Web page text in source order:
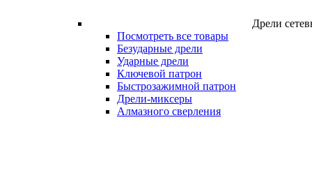
Дрели
Посмотреть все товары
Безударные дрели
Ударные дрели
Ключевой патрон
Быстрозажимной патрон
Дрели-миксеры
Алмазного сверления